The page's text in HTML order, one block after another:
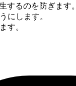
するのを防ぎます。
にします。
す。